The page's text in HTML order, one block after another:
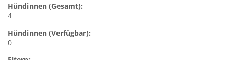
Hündinnen (Gesamt):
4
Hündinnen (Verfügbar):
0